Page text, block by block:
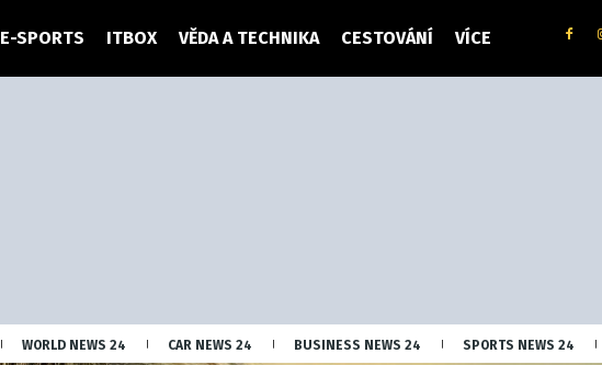
E-SPORTS ITBOX VĚDA A TECHNIKA CESTOVÁNÍ VÍCE
WORLD NEWS 24 CAR NEWS 24 BUSINESS NEWS 24 SPORTS NEWS 24